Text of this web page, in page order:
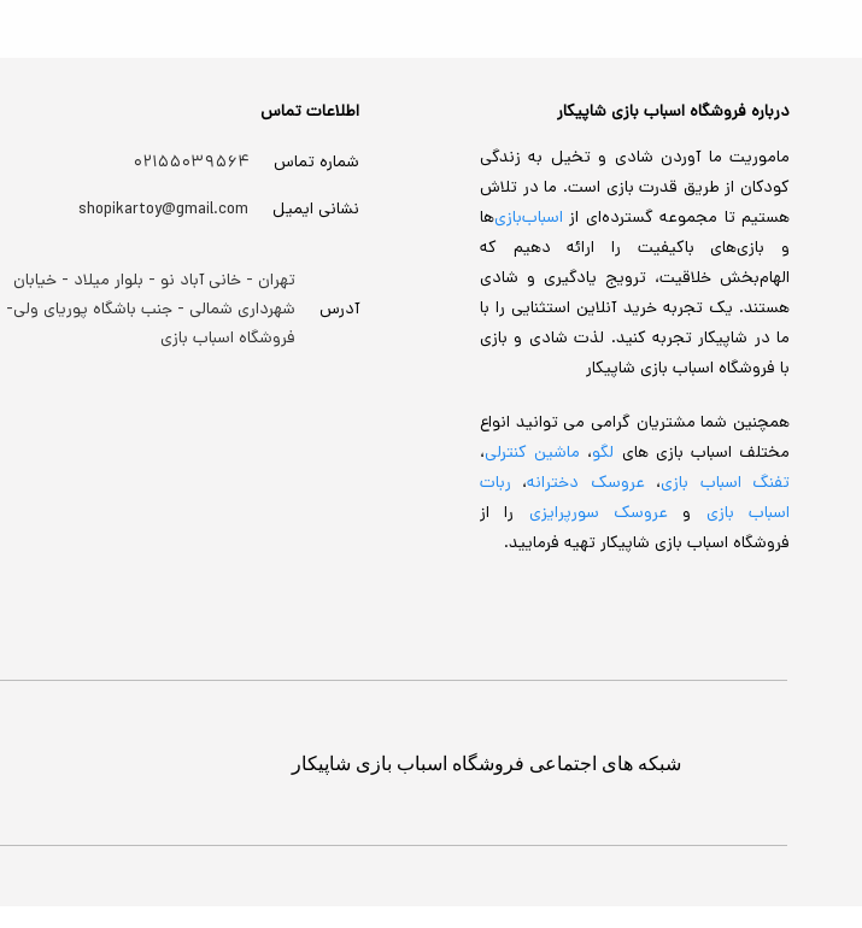
درباره فروشگاه اسباب بازی شاپیکار
ماموریت ما آوردن شادی و تخیل به زندگی
کودکان از طریق قدرت بازی است. ما در تلاش
هستیم تا مجموعه گسترده‌ای از اسباب‌بازی‌ها
و بازی‌های باکیفیت را ارائه دهیم که
الهام‌بخش خلاقیت، ترویج یادگیری و شادی
هستند. یک تجربه خرید آنلاین استثنایی را با
ما در شاپیکار تجربه کنید. لذت شادی و بازی
با فروشگاه اسباب بازی شاپیکار
همچنین شما مشتریان گرامی می توانید انواع
مختلف اسباب بازی های لگو، ماشین کنترلی،
تفنگ اسباب بازی، عروسک دخترانه، ربات
اسباب بازی و عروسک سورپرایزی را از
فروشگاه اسباب بازی شاپیکار تهیه فرمایید.
اطلاعات تماس
شماره تماس
۰۲۱۵۵۰۳۹۵۶۴
نشانی ایمیل
shopikartoy@gmail.com
آدرس
تهران - خانی آباد نو - بلوار میلاد - خیابان
شهرداری شمالی - جنب باشگاه پوریای ولی-
فروشگاه اسباب بازی
شبکه های اجتماعی فروشگاه اسباب بازی شاپیکار